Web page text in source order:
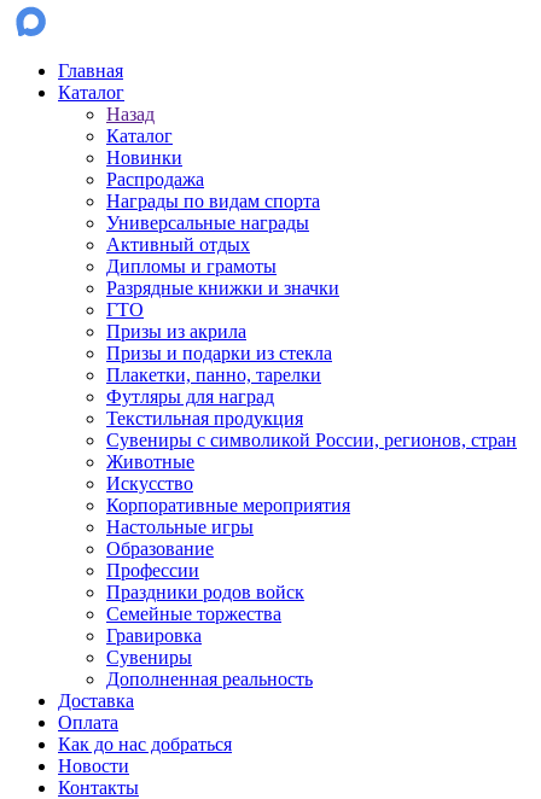
Главная
Каталог
Назад
Каталог
Новинки
Распродажа
Награды по видам спорта
Универсальные награды
Активный отдых
Дипломы и грамоты
Разрядные книжки и значки
ГТО
Призы из акрила
Призы и подарки из стекла
Плакетки, панно, тарелки
Футляры для наград
Текстильная продукция
Сувениры с символикой России, регионов, стран
Животные
Искусство
Корпоративные мероприятия
Настольные игры
Образование
Профессии
Праздники родов войск
Семейные торжества
Гравировка
Сувениры
Дополненная реальность
Доставка
Оплата
Как до нас добраться
Новости
Контакты